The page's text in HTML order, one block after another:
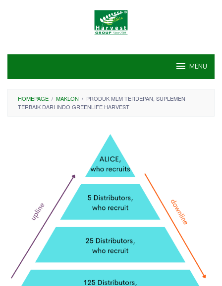
MENU
HOMEPAGE / MAKLON / PRODUK MLM TERDEPAN, SUPLEMEN
TERBAIK DARI INDO GREENLIFE HARVEST